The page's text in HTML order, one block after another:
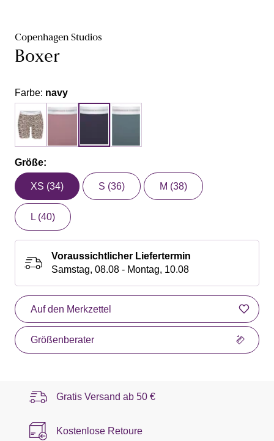
Copenhagen Studios
Boxer
Farbe: navy
Größe:
XS (34) S (36) M (38)
L (40)
Voraussichtlicher Liefertermin
Samstag, 08.08 - Montag, 10.08
Auf den Merkzettel
Größenberater
Gratis Versand ab 50 €
Kostenlose Retoure